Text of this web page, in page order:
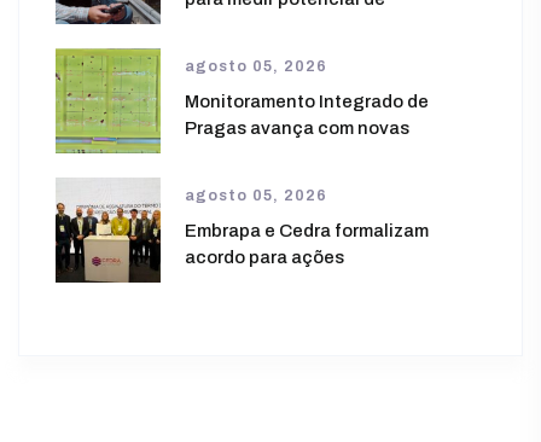
agosto 05, 2026
Monitoramento Integrado de
Pragas avança com novas
agosto 05, 2026
Embrapa e Cedra formalizam
acordo para ações